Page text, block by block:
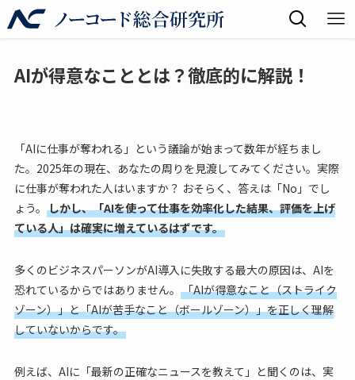
AIが得意なこととは？徹底的に解説！
「AIに仕事が奪われる」という議論が始まって数年が経ちまし
た。2025年の現在、あなたの周りを見渡してみてください。実際
に仕事が奪われた人はいますか？ おそらく、答えは「No」でし
ょう。 しかし、「AIを使って仕事を効率化した結果、評価を上げ
ている人」は確実に増えているはずです。
多くのビジネスパーソンがAI導入に失敗する最大の原因は、AIを
恐れているからではありません。 「AIが得意なこと（ストライク
ゾーン）」と「AIが苦手なこと（ボールゾーン）」を正しく理解
していないからです。
例えば、AIに「最新の正確なニュースを教えて」と聞くのは、実